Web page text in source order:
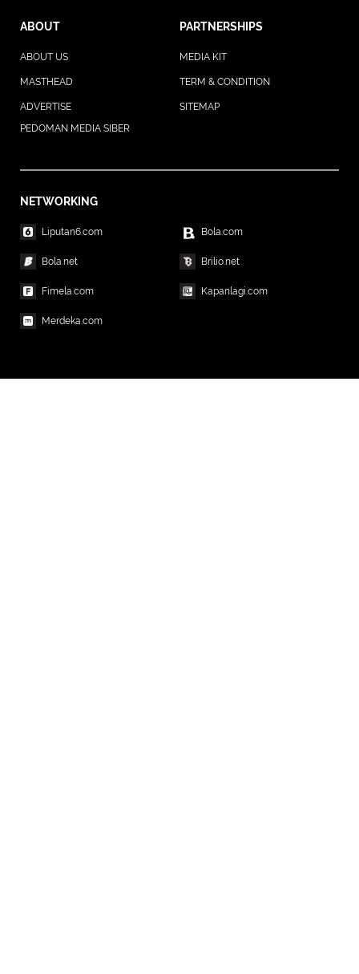
ABOUT PARTNERSHIPS
ABOUT US MEDIA KIT
MASTHEAD TERM & CONDITION
ADVERTISE
SITEMAP
PEDOMAN MEDIA SIBER
NETWORKING
Liputan6.com Bola.com
Bola.net Brilio.net
Fimela.com Kapanlagi.com
Merdeka.com